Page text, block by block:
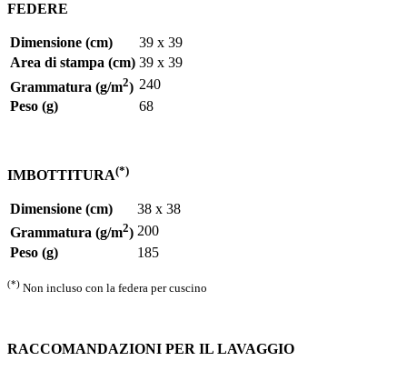
FEDERE
Dimensione (cm)
39 x 39
Area di stampa (cm) 39 x 39
Grammatura (g/m2) 240
Peso (g)
68
IMBOTTITURA(*)
Dimensione (cm)
38 x 38
Grammatura (g/m2) 200
Peso (g)
185
(*) Non incluso con la federa per cuscino
RACCOMANDAZIONI PER IL LAVAGGIO